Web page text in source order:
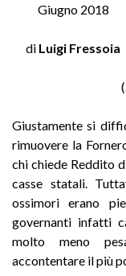
Giugno 2018
di Luigi Fressoia
(
Giustamente si
rimuovere la
chi chiede Reddito
casse statali.
ossimori erano
governanti infatti
molto meno
accontentare il più